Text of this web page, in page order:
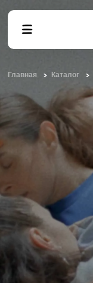
Главная Каталог